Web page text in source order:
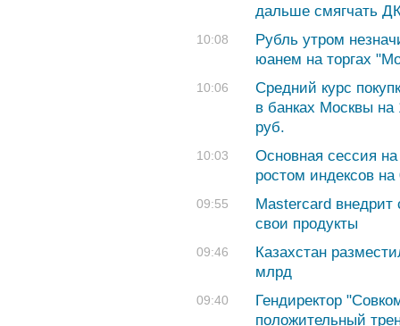
дальше смягчать
10:08
Рубль утром
юанем на торгах
10:06
Cредний курс
в банках Москвы на
руб.
10:03
Основная сессия
ростом индексов на
09:55
Mastercard внедрит
свои продукты
09:46
Казахстан
млрд
09:40
Гендиректор
положительный